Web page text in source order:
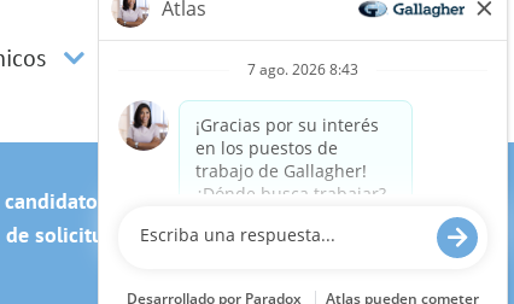
Cookie Policy
de solicitud, incluido el uso